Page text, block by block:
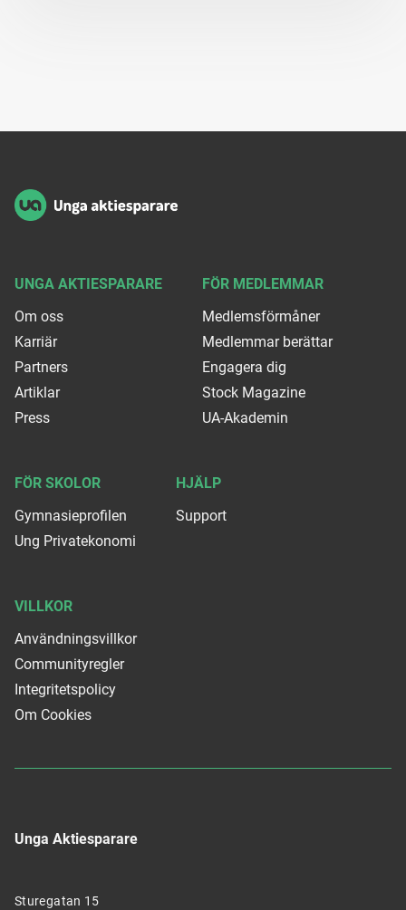
Unga Aktiesparare
Sturegatan 15
UNGA AKTIESPARARE
Om oss
Karriär
Partners
Artiklar
Press
FÖR MEDLEMMAR
Medlemsförmåner
Medlemmar berättar
Engagera dig
Stock Magazine
UA-Akademin
FÖR SKOLOR
Gymnasieprofilen
Ung Privatekonomi
HJÄLP
Support
VILLKOR
Användningsvillkor
Communityregler
Integritetspolicy
Om Cookies